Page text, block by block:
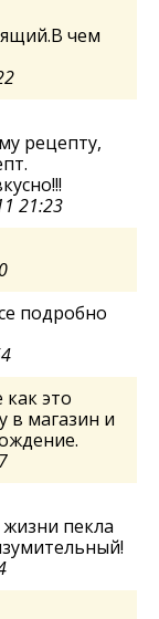
чем
рецепту,
21:23
подробно
это
в магазин и
пекла